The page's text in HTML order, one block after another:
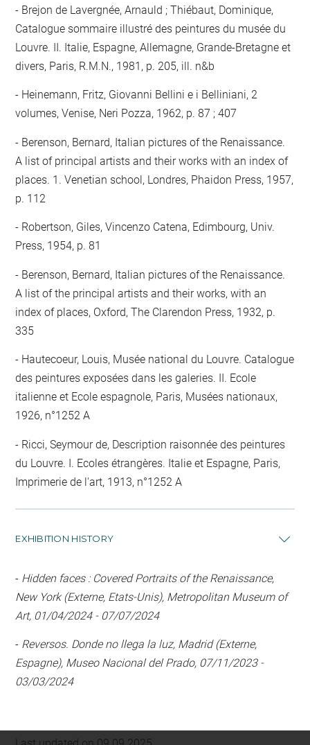
Brejon de Lavergnée, Arnauld ; Thiébaut, Dominique,
Catalogue sommaire illustré des peintures du musée du
Louvre. II. Italie, Espagne, Allemagne, Grande-Bretagne et
divers, Paris, R.M.N., 1981, p. 205, ill. n&b
Heinemann, Fritz, Giovanni Bellini e i Belliniani, 2
volumes, Venise, Neri Pozza, 1962, p. 87 ; 407
Berenson, Bernard, Italian pictures of the Renaissance.
A list of principal artists and their works with an index of
places. 1. Venetian school, Londres, Phaidon Press, 1957,
p. 112
Robertson, Giles, Vincenzo Catena, Edimbourg, Univ.
Press, 1954, p. 81
Berenson, Bernard, Italian pictures of the Renaissance.
A list of the principal artists and their works, with an
index of places, Oxford, The Clarendon Press, 1932, p.
335
Hautecoeur, Louis, Musée national du Louvre. Catalogue
des peintures exposées dans les galeries. II. Ecole
italienne et Ecole espagnole, Paris, Musées nationaux,
1926, n°1252 A
Ricci, Seymour de, Description raisonnée des peintures
du Louvre. I. Ecoles étrangères. Italie et Espagne, Paris,
Imprimerie de l'art, 1913, n°1252 A
EXHIBITION HISTORY
- Hidden faces : Covered Portraits of the Renaissance,
New York (Externe, Etats-Unis), Metropolitan Museum of
Art, 01/04/2024 - 07/07/2024
- Reversos. Donde no llega la luz, Madrid (Externe,
Espagne), Museo Nacional del Prado, 07/11/2023 -
03/03/2024